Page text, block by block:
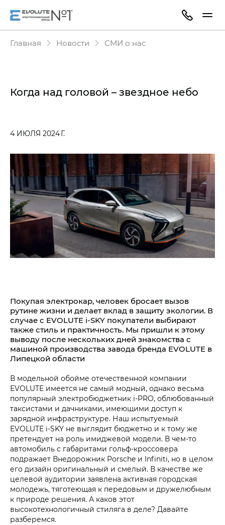
Главная Новости СМИ о нас
Когда над головой – звездное небо
4 ИЮЛЯ 2024 Г.
Покупая электрокар, человек бросает вызов
рутине жизни и делает вклад в защиту экологии. В
случае с EVOLUTE i‑SKY покупатели выбирают
также стиль и практичность. Мы пришли к этому
выводу после нескольких дней знакомства с
машиной производства завода бренда EVOLUTE в
Липецкой области
В модельной обойме отечественной компании
EVOLUTE имеется не самый модный, однако весьма
популярный электробюджетник i‑PRO, облюбованный
таксистами и дачниками, имеющими доступ к
зарядной инфраструктуре. Наш испытуемый
EVOLUTE i‑SKY не выглядит бюджетно и к тому же
претендует на роль имиджевой модели. В чем-то
автомобиль с габаритами гольф-кроссовера
подражает Внедорожник Porsche и Infiniti, но в целом
его дизайн оригинальный и смелый. В качестве же
целевой аудитории заявлена активная городская
молодежь, тяготеющая к передовым и дружелюбным
к природе решения. А каков этот
высокотехнологичный стиляга в деле? Давайте
разберемся.